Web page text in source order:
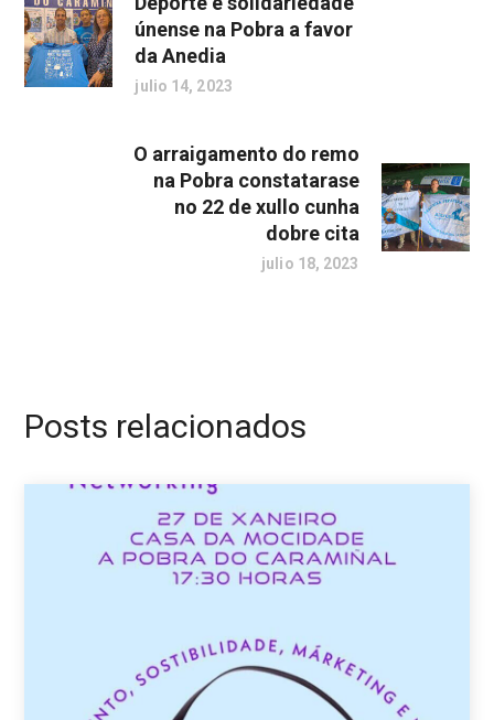
únense na Pobra a favor
da Anedia
julio 14, 2023
O arraigamento do remo
na Pobra constatarase
no 22 de xullo cunha
dobre cita
julio 18, 2023
Posts relacionados